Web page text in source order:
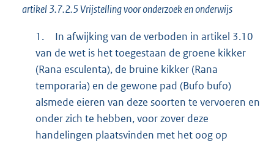
artikel 3.7.2.5 Vrijstelling voor onderzoek en onderwijs
1.
In afwijking van de verboden in artikel 3.10
van de wet is het toegestaan de groene kikker
(Rana esculenta), de bruine kikker (Rana
temporaria) en de gewone pad (Bufo bufo)
alsmede eieren van deze soorten te vervoeren en
onder zich te hebben, voor zover deze
handelingen plaatsvinden met het oog op